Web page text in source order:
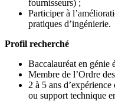
fournisseurs) ;
Participer à
pratiques d’ingénierie.
Profil recherché
Baccalauréat en génie
Membre de l’Ordre
2 à 5 ans
ou support technique